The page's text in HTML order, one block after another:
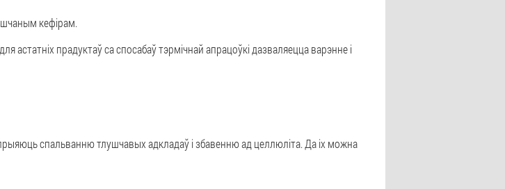
кефірам.
астатніх прадуктаў са спосабаў тэрмічнай апрацоўкі дазваляецца варэнне і
спальванню тлушчавых адкладаў і збавенню ад целлюліта. Да іх можна